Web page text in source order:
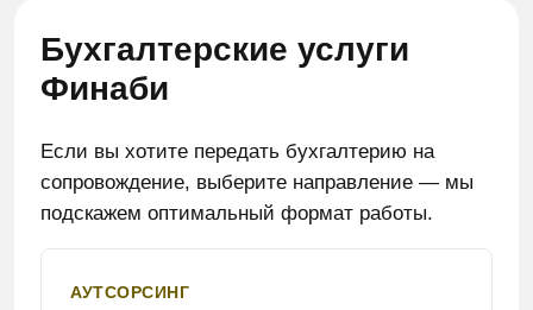
Бухгалтерские услуги
Финаби
Если вы хотите передать бухгалтерию на
сопровождение, выберите направление — мы
подскажем оптимальный формат работы.
АУТСОРСИНГ